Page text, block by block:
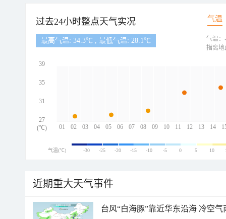
过去24小时整点天气实况 气温
最高气温: 34.3℃ , 最低气温: 28.1℃
01 02 03 04 05 06 07 08 09 10 11 12 13 14
39
35
31
27
(℃)
气温：
指离地
气温(℃) -30 -25 -20 -15 -10 -5 0 5 10
近期重大天气事件
台风“白海豚”靠近华东沿海 冷空